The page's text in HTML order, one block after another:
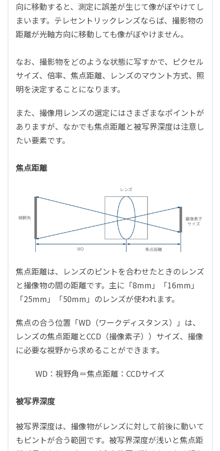
向に移動すると、測定に誤差が生じて像がぼやけてし
まいます。テレセントリックレンズならば、撮影物の
距離が光軸方向に移動しても像がぼやけません。
なお、撮影物をどのような状態に写すかで、ピクセル
サイズ、倍率、焦点距離、レンズのマウント方式、照
明を決定することになります。
また、撮像用レンズの選定にはさまざまなポイントが
ありますが、なかでも焦点距離と被写界深度は注意し
たい要素です。
焦点距離
焦点距離は、レンズのピントを合わせたときのレンズ
と撮像物の間の距離です。主に「8mm」「16mm」
「25mm」「50mm」のレンズが使われます。
焦点の合う位置「WD（ワークディスタンス）」は、
レンズの焦点距離とCCD（撮像素子））サイズ、撮像
に必要な視野から求めることができます。
WD：視野角＝焦点距離：CCDサイズ
被写界深度
被写界深度は、撮像物がレンズに対して前後に動いて
もピントが合う範囲です。被写界深度が浅いと焦点距